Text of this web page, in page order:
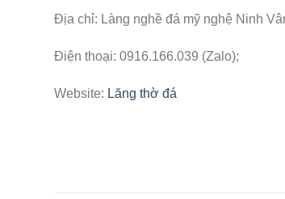
Địa chỉ: Làng nghề đá mỹ nghệ Ninh
Điện thoại: 0916.166.039 (Zalo);
Website: Lăng thờ đá